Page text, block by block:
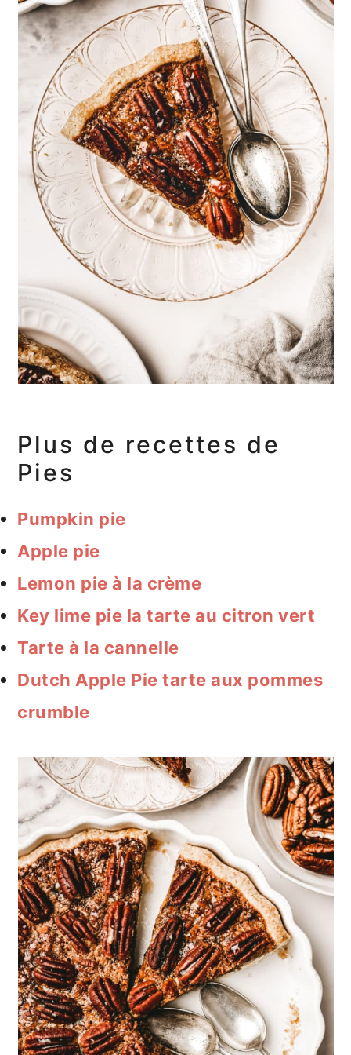
Plus de recettes de
Pies
Pumpkin pie
Apple pie
Lemon pie à la crème
Key lime pie la tarte au citron vert
Tarte à la cannelle
Dutch Apple Pie tarte aux pommes
crumble